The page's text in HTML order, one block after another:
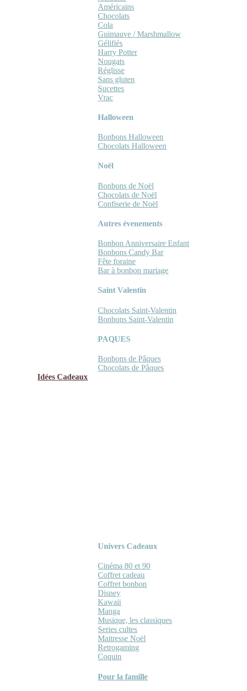
Américains
Chocolats
Cola
Guimauve / Marshmallow
Gélifiés
Harry Potter
Nougats
Réglisse
Sans gluten
Sucettes
Vrac
Halloween
Bonbons Halloween
Chocolats Halloween
Noël
Bonbons de Noël
Chocolats de Noël
Confiserie de Noël
Autres évenements
Bonbon Anniversaire Enfant
Bonbons Candy Bar
Fête foraine
Bar à bonbon mariage
Saint Valentin
Chocolats Saint-Valentin
Bonbons Saint-Valentin
PAQUES
Bonbons de Pâques
Chocolats de Pâques
Idées Cadeaux
Univers Cadeaux
Cinéma 80 et 90
Coffret cadeau
Coffret bonbon
Disney
Kawaii
Manga
Musique, les classiques
Series cultes
Maitresse Noël
Retrogaming
Coquin
Pour la famille